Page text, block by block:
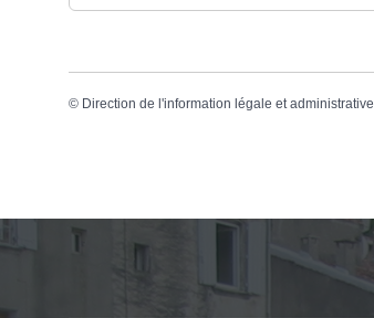
© Direction de l'information légale et administrative